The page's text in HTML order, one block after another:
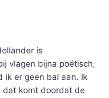
is
vlagen bijna poëtisch,
ik er geen bal aan. Ik
dat komt doordat de